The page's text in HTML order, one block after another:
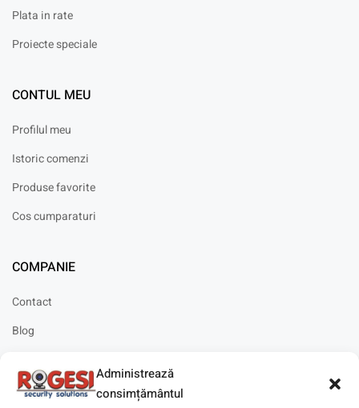
Administrează
consimțământul
Plata in rate
Proiecte speciale
CONTUL MEU
Profilul meu
Istoric comenzi
Produse favorite
Cos cumparaturi
COMPANIE
Contact
Blog
Solicitare instalare